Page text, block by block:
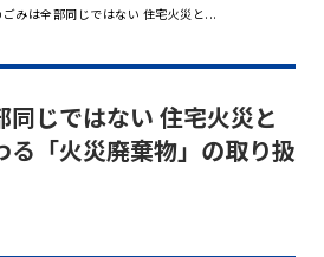
みは全部同じではない 住宅火災と...
じではない 住宅火災と
る「火災廃棄物」の取り扱